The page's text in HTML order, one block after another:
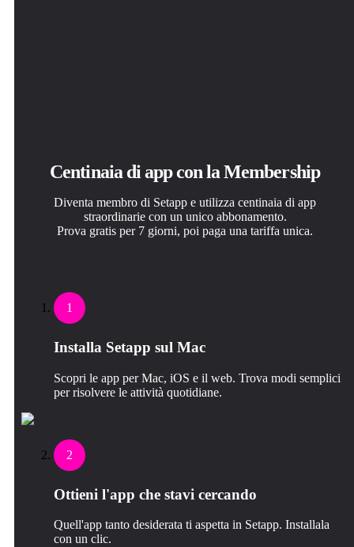
Centinaia di app con la Membership
Diventa membro di Setapp e utilizza centinaia di app
straordinarie con un unico abbonamento.
Prova gratis per 7 giorni, poi paga una tariffa unica.
1
Installa Setapp sul Mac
Scopri le app per Mac, iOS e il web. Trova modi semplici
per risolvere le attività quotidiane.
2
Ottieni l'app che stavi cercando
Quell'app tanto desiderata ti aspetta in Setapp. Installala
con un clic.